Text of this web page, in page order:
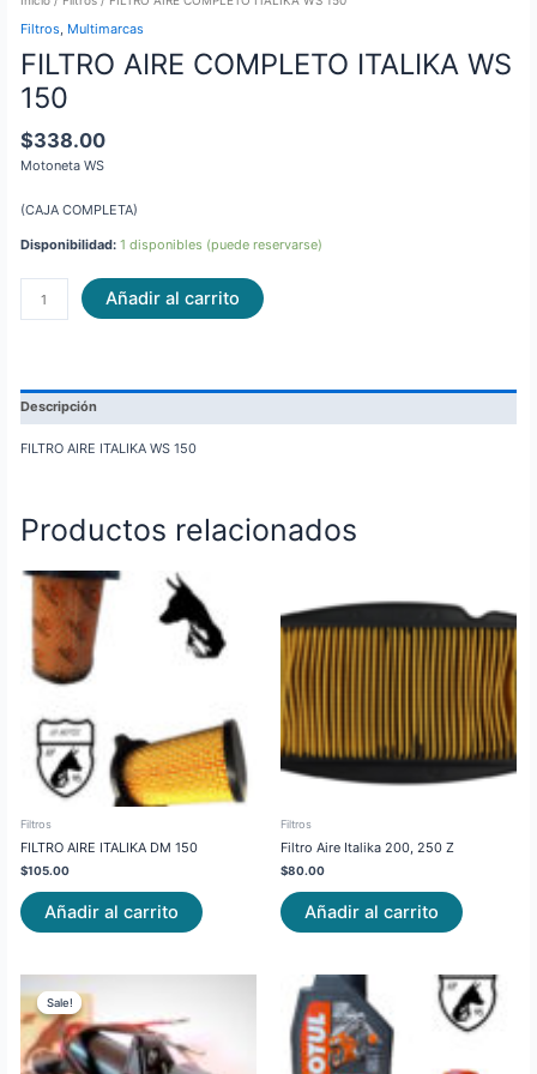
Filtros, Multimarcas
FILTRO AIRE COMPLETO ITALIKA WS
150
$338.00
Motoneta WS
(CAJA COMPLETA)
Disponibilidad: 1 disponibles (puede reservarse)
Añadir al carrito
Descripción
FILTRO AIRE ITALIKA WS 150
Productos relacionados
Filtros
FILTRO AIRE ITALIKA DM 150
$105.00
Añadir al carrito
Filtros
Filtro Aire Italika 200, 250 Z
$80.00
Añadir al carrito
Sale!
Sale!
price
was:
$215.00.$180.00.